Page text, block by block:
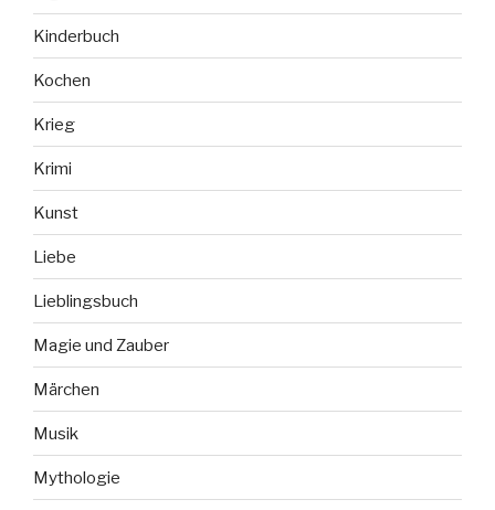
Kinderbuch
Kochen
Krieg
Krimi
Kunst
Liebe
Lieblingsbuch
Magie und Zauber
Märchen
Musik
Mythologie